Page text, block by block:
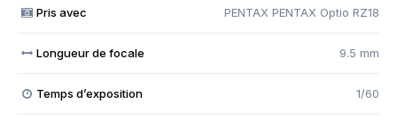
Pris avec PENTAX PENTAX Optio RZ18
Longueur de focale 9.5 mm
Temps d’exposition 1/60